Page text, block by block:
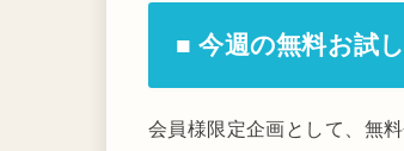
■ 今週の無料お試
会員様限定企画として、無